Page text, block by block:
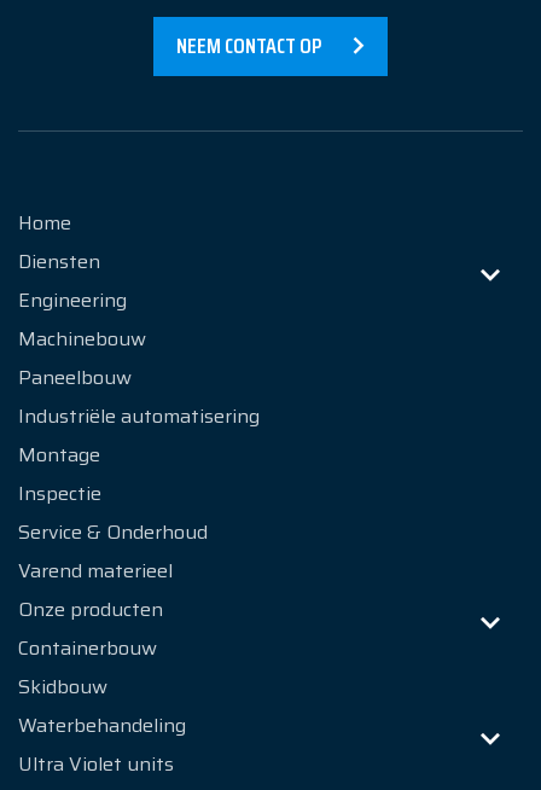
NEEM CONTACT OP
Home
Diensten
Engineering
Machinebouw
Paneelbouw
Industriële automatisering
Montage
Inspectie
Service & Onderhoud
Varend materieel
Onze producten
Containerbouw
Skidbouw
Waterbehandeling
Ultra Violet units